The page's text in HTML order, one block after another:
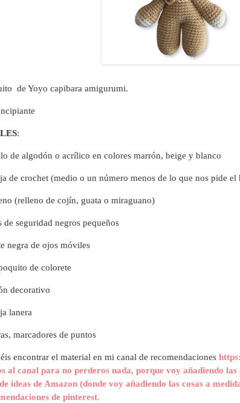
de Yoyo capibara amigurumi.
:
de algodón o acrílico en colores marrón, beige y blanco
de crochet (medio o un número menos de lo que nos pide el
(relleno de cojín, guata o miraguano)
de seguridad negros pequeños
negra de ojos móviles
de colorete
decorativo
lanera
marcadores de puntos
encontrar el material en mi canal de recomendaciones
al canal para no perderos nada, porque voy añadiendo
ideas de Amazon (donde voy añadiendo las cosas a
de pinterest.